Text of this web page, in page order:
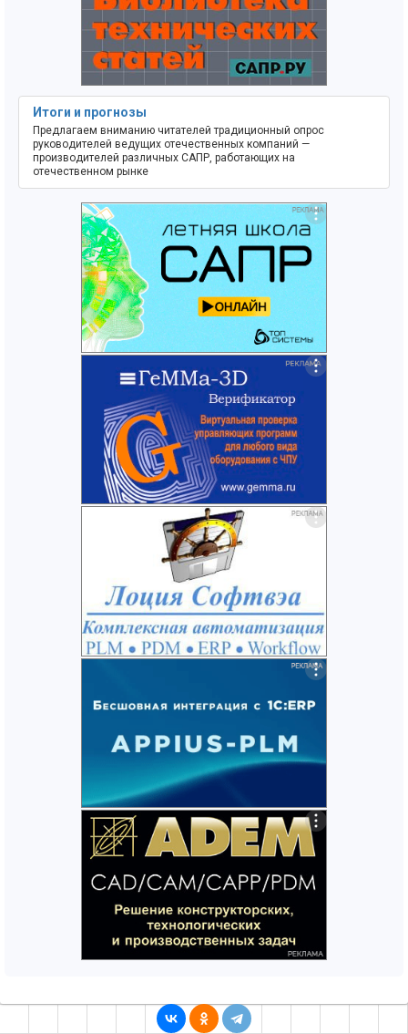
Итоги и прогнозы
Предлагаем вниманию читателей традиционный опрос
руководителей ведущих отечественных компаний —
производителей различных САПР, работающих на
отечественном рынке